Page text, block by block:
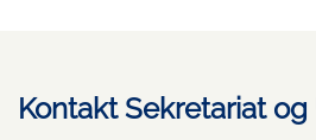
Kontakt Sekretariat